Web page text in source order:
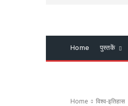
Home पुस्तकें
Home विश्व-इतिहास